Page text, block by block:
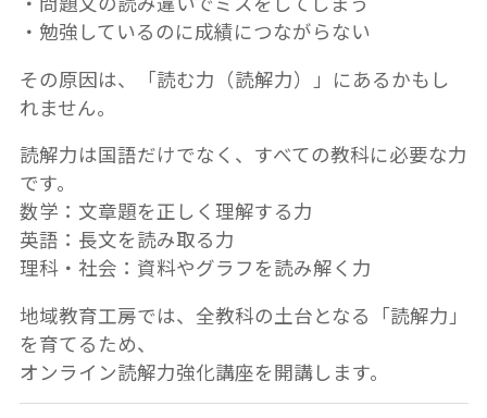
・勉強しているのに成績につながらない
その原因は、「読む力（読解力）」にあるかもし
れません。
読解力は国語だけでなく、すべての教科に必要な力
です。
数学：文章題を正しく理解する力
英語：長文を読み取る力
理科・社会：資料やグラフを読み解く力
地域教育工房では、全教科の土台となる「読解力」
を育てるため、
オンライン読解力強化講座を開講します。